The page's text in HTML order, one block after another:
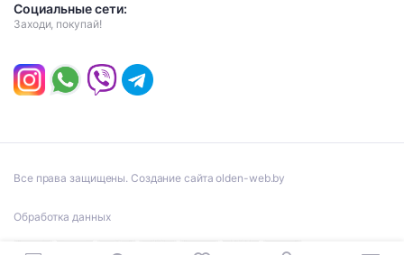
Социальные сети:
Заходи, покупай!
Все права защищены. Создание сайта olden-web.by
Обработка данных